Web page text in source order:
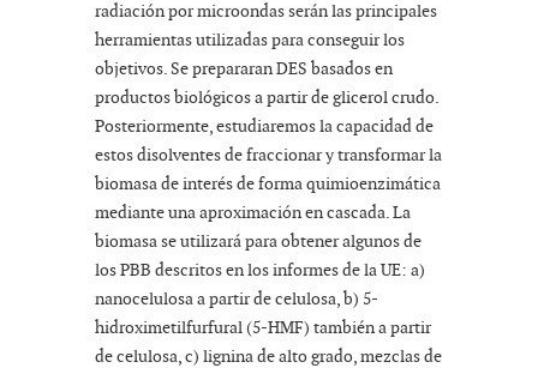
radiación por microondas serán las principales
herramientas utilizadas para conseguir los
objetivos. Se prepararan DES basados en
productos biológicos a partir de glicerol crudo.
Posteriormente, estudiaremos la capacidad de
estos disolventes de fraccionar y transformar la
biomasa de interés de forma quimioenzimática
mediante una aproximación en cascada. La
biomasa se utilizará para obtener algunos de
los PBB descritos en los informes de la UE: a)
nanocelulosa a partir de celulosa, b) 5-
hidroximetilfurfural (5-HMF) también a partir
de celulosa, c) lignina de alto grado, mezclas de